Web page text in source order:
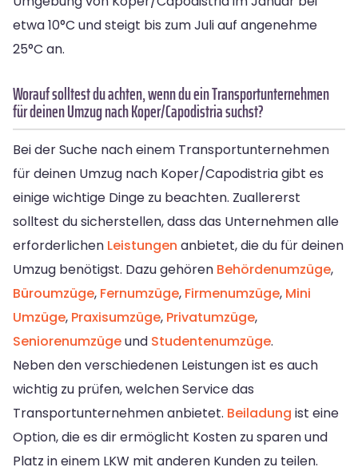
etwa 10°C und steigt bis zum Juli auf angenehme
25°C an.
Worauf solltest du achten, wenn du ein Transportunternehmen
für deinen Umzug nach Koper/Capodistria suchst?
Bei der Suche nach einem Transportunternehmen
für deinen Umzug nach Koper/Capodistria gibt es
einige wichtige Dinge zu beachten. Zuallererst
solltest du sicherstellen, dass das Unternehmen alle
erforderlichen Leistungen anbietet, die du für deinen
Umzug benötigst. Dazu gehören Behördenumzüge,
Büroumzüge, Fernumzüge, Firmenumzüge, Mini
Umzüge, Praxisumzüge, Privatumzüge,
Seniorenumzügeund Studentenumzüge.
Neben den verschiedenen Leistungen ist es auch
wichtig zu prüfen, welchen Service das
Transportunternehmen anbietet. Beiladung ist eine
Option, die es dir ermöglicht Kosten zu sparen und
Platz in einem LKW mit anderen Kunden zu teilen.